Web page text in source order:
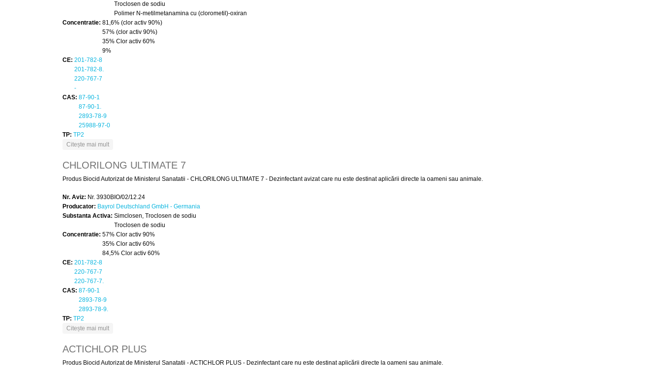
Troclosen de sodiu
Polimer N-metilmetanamina cu (clorometil)-oxiran
Concentratie: 81,6% (clor activ 90%)
57% (clor activ 90%)
35% Clor activ 60%
9%
CE: 201-782-8
201-782-8.
220-767-7
-
CAS: 87-90-1
87-90-1.
2893-78-9
25988-97-0
TP: TP2
Citește mai mult
CHLORILONG ULTIMATE 7
Produs Biocid Autorizat de Ministerul Sanatatii - CHLORILONG ULTIMATE 7 - Dezinfectant avizat care nu este destinat aplicării directe la oameni sau animale.
Nr. Aviz: Nr. 3930BIO/02/12.24
Producator: Bayrol Deutschland GmbH - Germania
Substanta Activa: Simclosen, Troclosen de sodiu
Troclosen de sodiu
Concentratie: 57% Clor activ 90%
35% Clor activ 60%
84,5% Clor activ 60%
CE: 201-782-8
220-767-7
220-767-7.
CAS: 87-90-1
2893-78-9
2893-78-9.
TP: TP2
Citește mai mult
ACTICHLOR PLUS
Produs Biocid Autorizat de Ministerul Sanatatii - ACTICHLOR PLUS - Dezinfectant care nu este destinat aplicării directe la oameni sau animale.